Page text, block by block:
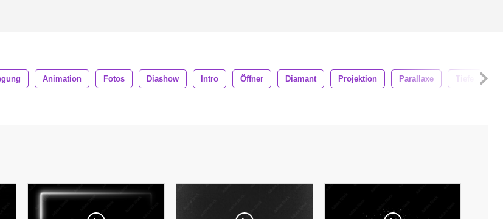
Animation Fotos Diashow Intro Öffner Diamant Projektion Parallaxe Tiefe